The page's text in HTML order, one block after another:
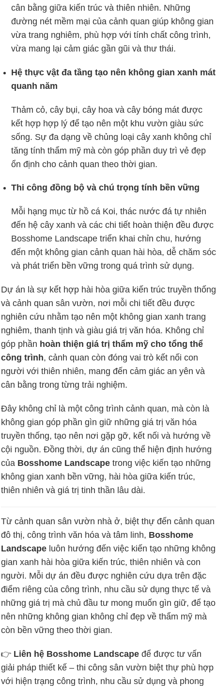
cân bằng giữa kiến trúc và thiên nhiên. Những
đường nét mềm mại của cảnh quan giúp không gian
vừa trang nghiêm, phù hợp với tính chất công trình,
vừa mang lại cảm giác gần gũi và thư thái.
Hệ thực vật đa tầng tạo nên không gian xanh mát
quanh năm
Thảm cỏ, cây bụi, cây hoa và cây bóng mát được
kết hợp hợp lý để tạo nên một khu vườn giàu sức
sống. Sự đa dạng về chủng loại cây xanh không chỉ
tăng tính thẩm mỹ mà còn góp phần duy trì vẻ đẹp
ổn định cho cảnh quan theo thời gian.
Thi công đồng bộ và chú trọng tính bền vững
Mỗi hạng mục từ hồ cá Koi, thác nước đá tự nhiên
đến hệ cây xanh và các chi tiết hoàn thiện đều được
Bosshome Landscape triển khai chỉn chu, hướng
đến một không gian cảnh quan hài hòa, dễ chăm sóc
và phát triển bền vững trong quá trình sử dụng.
Dự án là sự kết hợp hài hòa giữa kiến trúc truyền thống
và cảnh quan sân vườn, nơi mỗi chi tiết đều được
nghiên cứu nhằm tạo nên một không gian xanh trang
nghiêm, thanh tịnh và giàu giá trị văn hóa. Không chỉ
góp phần hoàn thiện giá trị thẩm mỹ cho tổng thể
công trình, cảnh quan còn đóng vai trò kết nối con
người với thiên nhiên, mang đến cảm giác an yên và
cân bằng trong từng trải nghiệm.
Đây không chỉ là một công trình cảnh quan, mà còn là
không gian góp phần gìn giữ những giá trị văn hóa
truyền thống, tạo nên nơi gặp gỡ, kết nối và hướng về
cội nguồn. Đồng thời, dự án cũng thể hiện định hướng
của Bosshome Landscape trong việc kiến tạo những
không gian xanh bền vững, hài hòa giữa kiến trúc,
thiên nhiên và giá trị tinh thần lâu dài.
Từ cảnh quan sân vườn nhà ở, biệt thự đến cảnh quan
đô thị, công trình văn hóa và tâm linh, Bosshome
Landscape luôn hướng đến việc kiến tạo những không
gian xanh hài hòa giữa kiến trúc, thiên nhiên và con
người. Mỗi dự án đều được nghiên cứu dựa trên đặc
điểm riêng của công trình, nhu cầu sử dụng thực tế và
những giá trị mà chủ đầu tư mong muốn gìn giữ, để tạo
nên những không gian không chỉ đẹp về thẩm mỹ mà
còn bền vững theo thời gian.
👉 Liên hệ Bosshome Landscape để được tư vấn
giải pháp thiết kế – thi công sân vườn biệt thự phù hợp
với hiện trạng công trình, nhu cầu sử dụng và phong